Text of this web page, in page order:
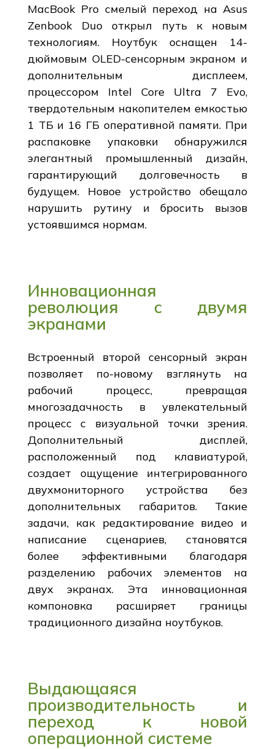
MacBook Pro смелый переход на Asus
Zenbook Duo открыл путь к новым
технологиям. Ноутбук оснащен 14-
дюймовым OLED-сенсорным экраном и
дополнительным дисплеем,
процессором Intel Core Ultra 7 Evo,
твердотельным накопителем емкостью
1 ТБ и 16 ГБ оперативной памяти. При
распаковке упаковки обнаружился
элегантный промышленный дизайн,
гарантирующий долговечность в
будущем. Новое устройство обещало
нарушить рутину и бросить вызов
устоявшимся нормам.
Инновационная
революция с двумя
экранами
Встроенный второй сенсорный экран
позволяет по-новому взглянуть на
рабочий процесс, превращая
многозадачность в увлекательный
процесс с визуальной точки зрения.
Дополнительный дисплей,
расположенный под клавиатурой,
создает ощущение интегрированного
двухмониторного устройства без
дополнительных габаритов. Такие
задачи, как редактирование видео и
написание сценариев, становятся
более эффективными благодаря
разделению рабочих элементов на
двух экранах. Эта инновационная
компоновка расширяет границы
традиционного дизайна ноутбуков.
Выдающаяся
производительность и
переход к новой
операционной системе